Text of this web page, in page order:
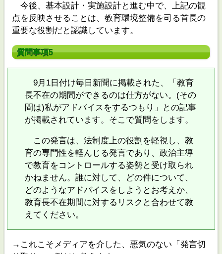
今後、基本設計・実施設計と進む中で、上記の観
点を反映させることは、教育環境整備を司る首長の
重要な役割だと認識しています。
質問事項5
9月1日付け毎日新聞に掲載された、「教育
長不在の期間ができるのは仕方がない。(その
間は)私がアドバイスをするつもり」との記事
が掲載されています。そこで質問をします。
この発言は、法制度上の役割を軽視し、教
育の専門性を軽んじる発言であり、政治主導
で教育をコントロールする姿勢と受け取られ
かねません。誰に対して、どの件について、
どのようなアドバイスをしようとお考えか、
教育長不在期間に対するリスクと合わせて教
えてください。
→これこそメディアを介した、悪気のない「発言切